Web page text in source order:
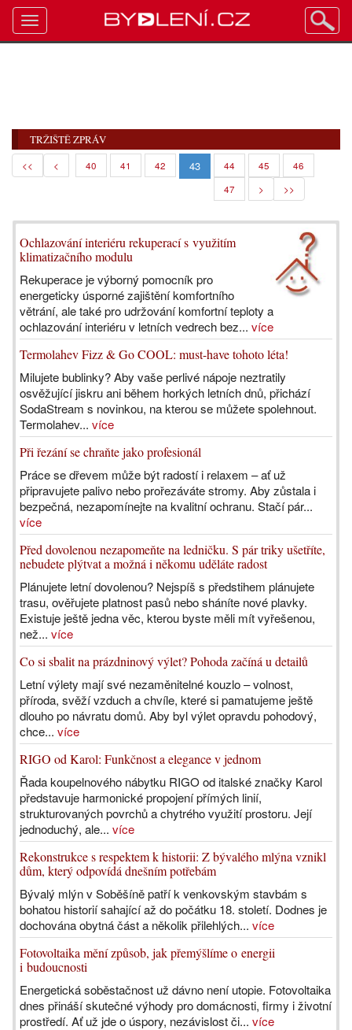
TRŽIŠTĚ ZPRÁV
<< < 40 41 42 43 44 45
46
47
> >>
Ochlazování interiéru rekuperací s využitím
klimatizačního modulu
Rekuperace je výborný pomocník pro
energeticky úsporné zajištění komfortního
větrání, ale také pro udržování komfortní teploty a
ochlazování interiéru v letních vedrech bez... více
Termolahev Fizz & Go COOL: must-have tohoto léta!
Milujete bublinky? Aby vaše perlivé nápoje neztratily
osvěžující jiskru ani během horkých letních dnů, přichází
SodaStream s novinkou, na kterou se můžete spolehnout.
Termolahev... více
Při řezání se chraňte jako profesionál
Práce se dřevem může být radostí i relaxem – ať už
připravujete palivo nebo prořezáváte stromy. Aby zůstala i
bezpečná, nezapomínejte na kvalitní ochranu. Stačí pár...
více
Před dovolenou nezapomeňte na ledničku. S pár triky ušetříte,
nebudete plýtvat a možná i někomu uděláte radost
Plánujete letní dovolenou? Nejspíš s předstihem plánujete
trasu, ověřujete platnost pasů nebo sháníte nové plavky.
Existuje ještě jedna věc, kterou byste měli mít vyřešenou,
než... více
Co si sbalit na prázdninový výlet? Pohoda začíná u detailů
Letní výlety mají své nezaměnitelné kouzlo – volnost,
příroda, svěží vzduch a chvíle, které si pamatujeme ještě
dlouho po návratu domů. Aby byl výlet opravdu pohodový,
chce... více
RIGO od Karol: Funkčnost a elegance v jednom
Řada koupelnového nábytku RIGO od italské značky Karol
představuje harmonické propojení přímých linií,
strukturovaných povrchů a chytrého využití prostoru. Její
jednoduchý, ale... více
Rekonstrukce s respektem k historii: Z bývalého mlýna vznikl
dům, který odpovídá dnešním potřebám
Bývalý mlýn v Soběšíně patří k venkovským stavbám s
bohatou historií sahající až do počátku 18. století. Dodnes je
dochována obytná část a několik přilehlých... více
Fotovoltaika mění způsob, jak přemýšlíme o energii
i budoucnosti
Energetická soběstačnost už dávno není utopie. Fotovoltaika
dnes přináší skutečné výhody pro domácnosti, firmy i životní
prostředí. Ať už jde o úspory, nezávislost či... více
Toggle
navigation